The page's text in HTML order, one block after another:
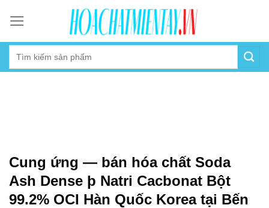
content
Cung ứng — bán hóa chất Soda
Ash Dense þ Natri Cacbonat Bột
99.2% OCI Hàn Quốc Korea tại Bến